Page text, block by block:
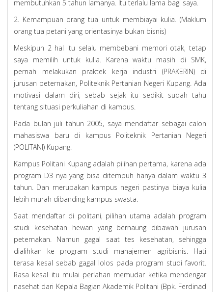
membutuhkan 5 tahun lamanya. Itu terlalu lama bagi saya.
2. Kemampuan orang tua untuk membiayai kulia. (Maklum
orang tua petani yang orientasinya bukan bisnis)
Meskipun 2 hal itu selalu membebani memori otak, tetap
saya memilih untuk kulia. Karena waktu masih di SMK,
pernah melakukan praktek kerja industri (PRAKERIN) di
jurusan peternakan, Politeknik Pertanian Negeri Kupang. Ada
motivasi dalam diri, sebab sejak itu sedikit sudah tahu
tentang situasi perkuliahan di kampus.
Pada bulan juli tahun 2005, saya mendaftar sebagai calon
mahasiswa baru di kampus Politeknik Pertanian Negeri
(POLITANI) Kupang.
Kampus Politani Kupang adalah pilihan pertama, karena ada
program D3 nya yang bisa ditempuh hanya dalam waktu 3
tahun. Dan merupakan kampus negeri pastinya biaya kulia
lebih murah dibanding kampus swasta.
Saat mendaftar di politani, pilihan utama adalah program
studi kesehatan hewan yang bernaung dibawah jurusan
peternakan. Namun gagal saat tes kesehatan, sehingga
dialihkan ke program studi manajemen agribisnis. Hati
terasa kesal sebab gagal lolos pada program studi favorit.
Rasa kesal itu mulai perlahan memudar ketika mendengar
nasehat dari Kepala Bagian Akademik Politani (Bpk. Ferdinad